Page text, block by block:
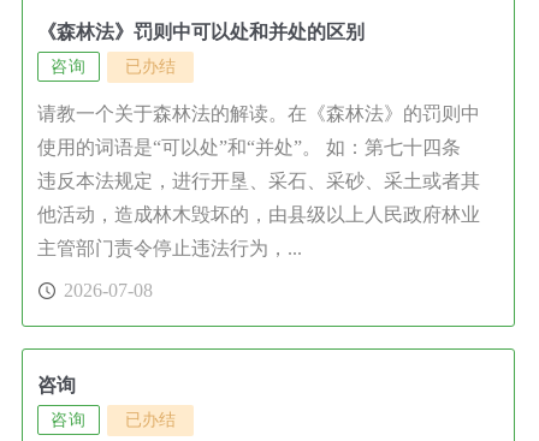
《森林法》罚则中可以处和并处的区别
咨询 已办结
请教一个关于森林法的解读。在《森林法》的罚则中
使用的词语是“可以处”和“并处”。 如：第七十四条
违反本法规定，进行开垦、采石、采砂、采土或者其
他活动，造成林木毁坏的，由县级以上人民政府林业
主管部门责令停止违法行为，...
2026-07-08
咨询
咨询 已办结